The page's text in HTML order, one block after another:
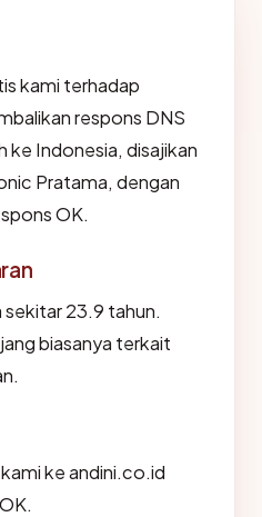
kami terhadap
respons DNS
ke Indonesia, disajikan
Pratama, dengan
OK.
23.9 tahun.
biasanya terkait
ke andini.co.id